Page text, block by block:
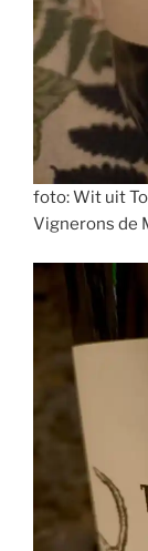
foto: Wit uit
Vignerons de